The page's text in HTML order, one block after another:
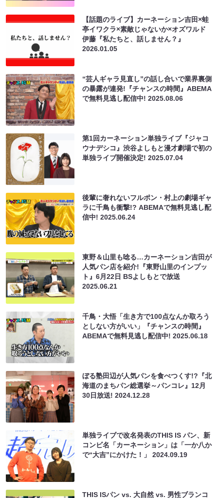
【話題のライブ】カーネーション吉田×蛙
亭イワクラ×素敵じゃないか×オズワルド
伊藤『私たちと、話しません？』
2026.01.05
“芸人ギャラ見直し”の話し合いで業界裏側
の暴露が連発!『チャンスの時間』ABEMA
で無料見逃し配信中!2025.08.06
第1回カーネーション単独ライブ『ジャコ
ウナデシコ』渋谷よしもと漫才劇場で初の
単独ライブ開催決定!2025.07.04
後輩に奢れないフルポン・村上の劇場ギャ
ラに千鳥も衝撃!? ABEMAで無料見逃し配
信中!2025.06.24
東野＆山里も唸る…カーネーション吉田が
人気パン店を紹介!『東野山里のインプッ
ト』6月22日 BSよしもとで放送
2025.06.21
千鳥・大悟「生き方で100点なんか取ろう
としない方がいい」『チャンスの時間』
ABEMAで無料見逃し配信中!2025.06.18
ぼる塾田辺が人気パンを食べつくす!?『北
海道のまちパン総選挙～パンコレ』12月
30日放送!2024.12.28
単独ライブで改名発表のTHIS IS パン、新
コンビ名「カーネーション」は「一か八か
で“大吉”にかけた！」2024.09.19
THIS ISパン vs. 大自然 vs. 男性ブランコ